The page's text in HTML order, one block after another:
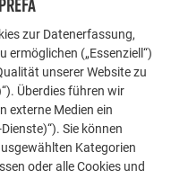
zur Datenerfassung,
ermöglichen („Essenziell“)
unserer Website zu
Überdies führen wir
externe Medien ein
Sie können
Kategorien
oder alle Cookies und